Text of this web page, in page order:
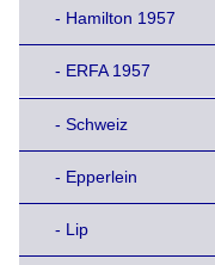
- Hamilton 1957
- ERFA 1957
- Schweiz
- Epperlein
- Lip